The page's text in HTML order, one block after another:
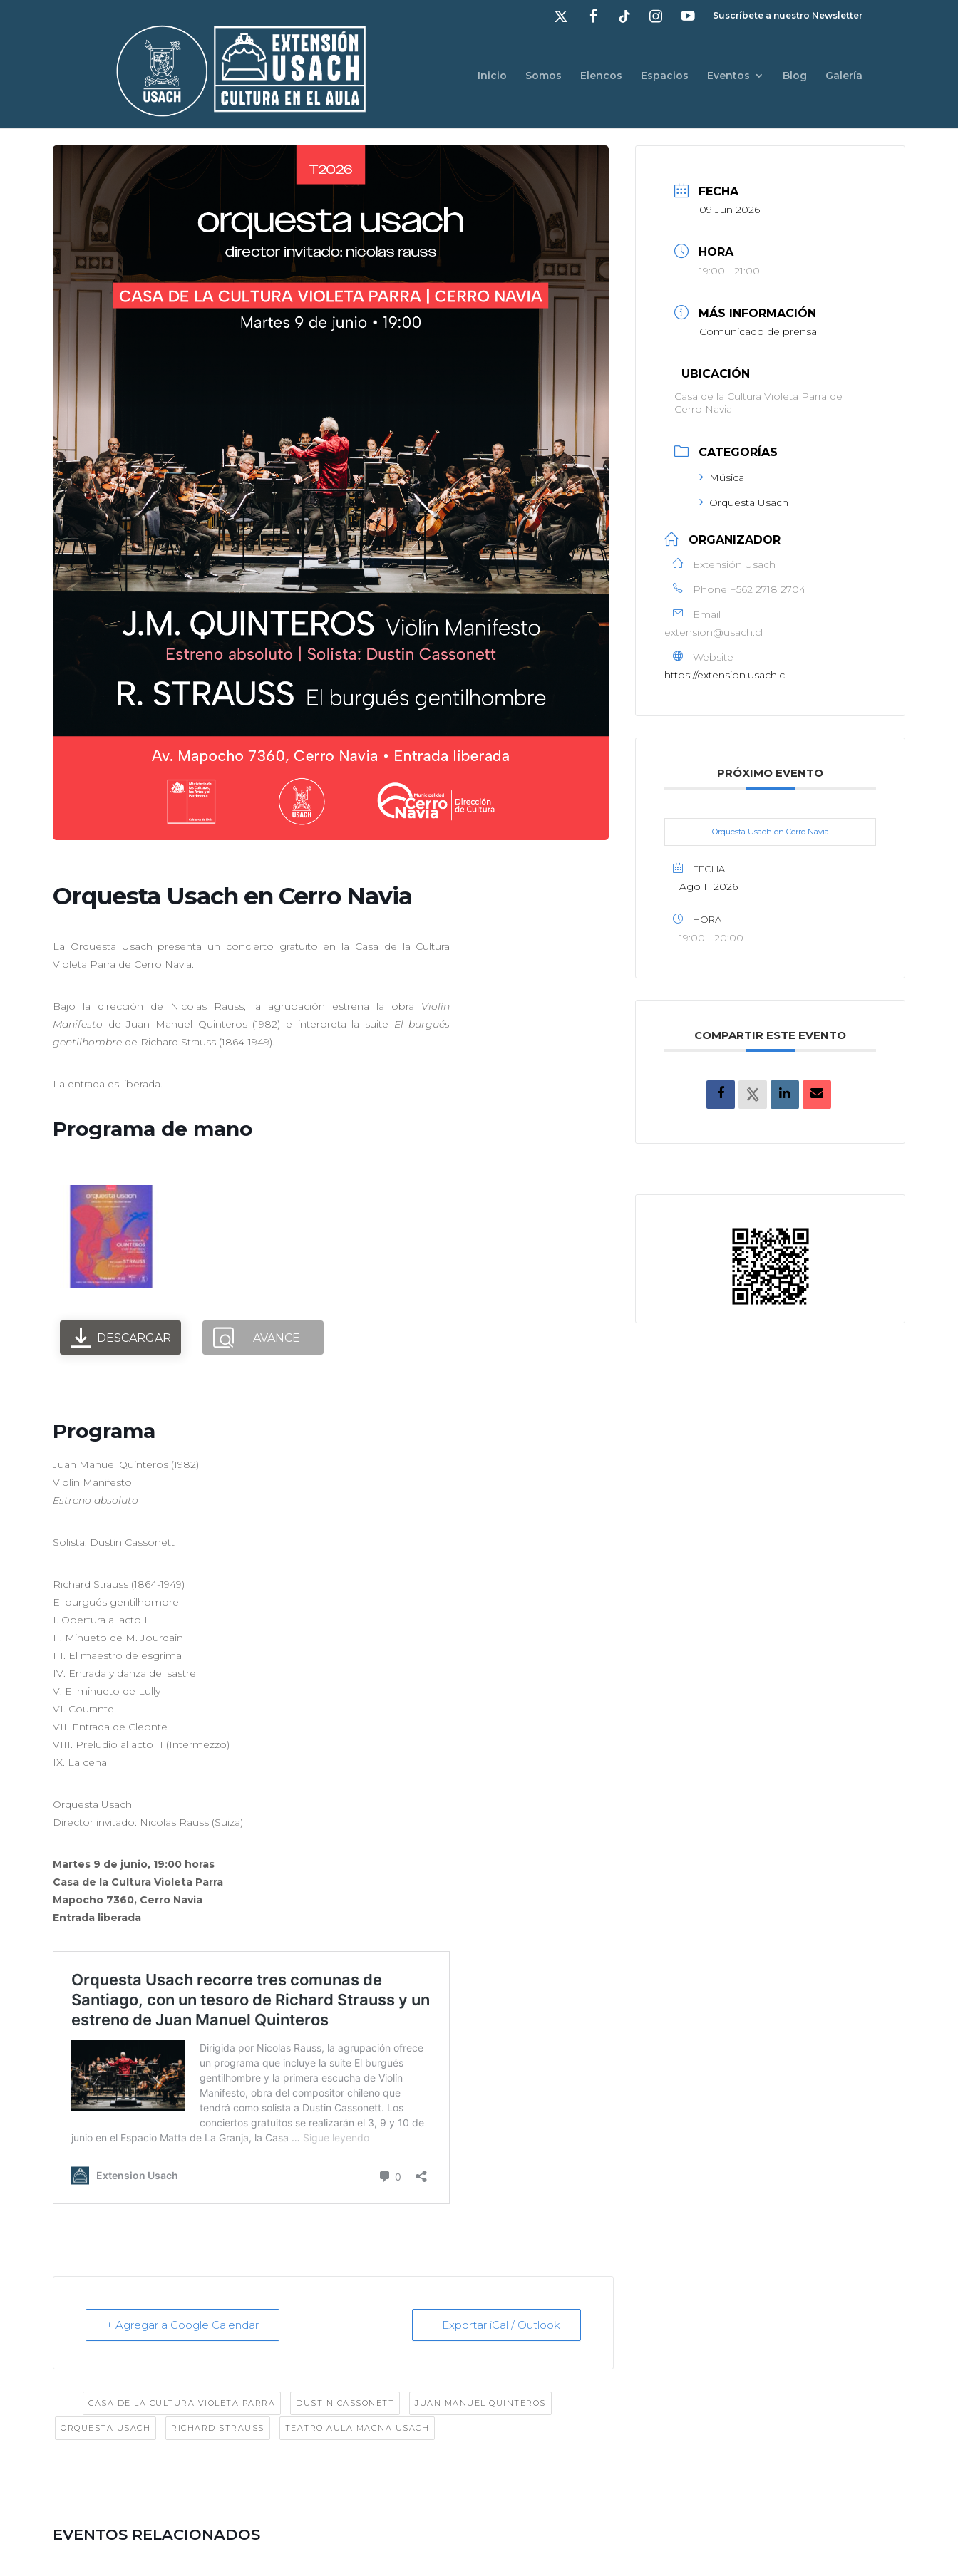
Suscríbete a nuestro Newsletter
Inicio Somos Elencos Espacios Eventos Blog Galería
Orquesta Usach en Cerro Navia
La Orquesta Usach presenta un concierto gratuito en la Casa de la Cultura
Violeta Parra de Cerro Navia.
Bajo la dirección de Nicolas Rauss, la agrupación estrena la obra Violín
Manifesto de Juan Manuel Quinteros (1982) e interpreta la suite El burgués
gentilhombre de Richard Strauss (1864-1949).
La entrada es liberada.
Programa de mano
DESCARGAR AVANCE
Programa
Juan Manuel Quinteros (1982)
Violín Manifesto
Estreno absoluto
Solista: Dustin Cassonett
Richard Strauss (1864-1949)
El burgués gentilhombre
I. Obertura al acto I
II. Minueto de M. Jourdain
III. El maestro de esgrima
IV. Entrada y danza del sastre
V. El minueto de Lully
VI. Courante
VII. Entrada de Cleonte
VIII. Preludio al acto II (Intermezzo)
IX. La cena
Orquesta Usach
Director invitado: Nicolas Rauss (Suiza)
Martes 9 de junio, 19:00 horas
Casa de la Cultura Violeta Parra
Mapocho 7360, Cerro Navia
Entrada liberada
+ Agregar a Google Calendar + Exportar iCal / Outlook
CASA DE LA CULTURA VIOLETA PARRA DUSTIN CASSONETT JUAN MANUEL QUINTEROS
ORQUESTA USACH RICHARD STRAUSS TEATRO AULA MAGNA USACH
FECHA
09 Jun 2026
HORA
19:00 - 21:00
MÁS INFORMACIÓN
Comunicado de prensa
UBICACIÓN
Casa de la Cultura Violeta Parra de
Cerro Navia
CATEGORÍAS
Música
Orquesta Usach
ORGANIZADOR
Extensión Usach
Phone +562 2718 2704
Email
extension@usach.cl
Website
https://extension.usach.cl
PRÓXIMO EVENTO
Orquesta Usach en Cerro Navia
FECHA
Ago 11 2026
HORA
19:00 - 20:00
COMPARTIR ESTE EVENTO
EVENTOS RELACIONADOS